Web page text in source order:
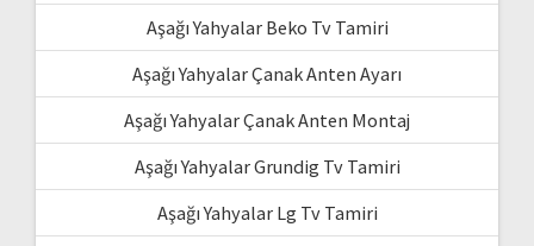
Aşağı Yahyalar Beko Tv Tamiri
Aşağı Yahyalar Çanak Anten Ayarı
Aşağı Yahyalar Çanak Anten Montaj
Aşağı Yahyalar Grundig Tv Tamiri
Aşağı Yahyalar Lg Tv Tamiri